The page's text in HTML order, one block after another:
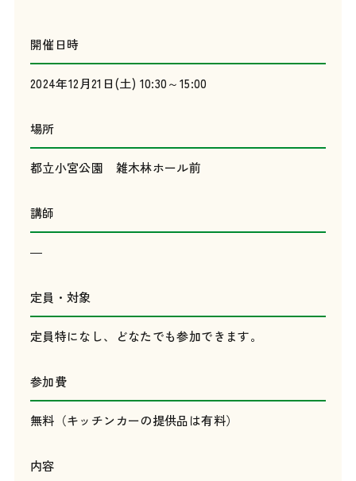
開催日時
2024年12月21日(土) 10:30～15:00
場所
都立小宮公園 雑木林ホール前
講師
―
定員・対象
定員特になし、どなたでも参加できます。
参加費
無料（キッチンカーの提供品は有料）
内容